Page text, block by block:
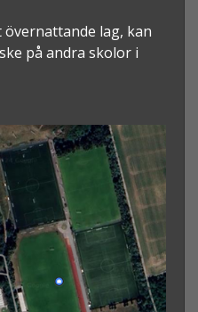
övernattande lag, kan
på andra skolor i